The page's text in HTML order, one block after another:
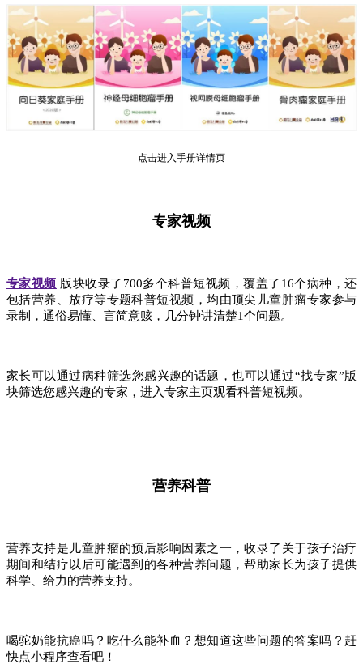
点击进入手册详情页
专家视频
专家视频 版块收录了700多个科普短视频，覆盖了16个病种，还
包括营养、放疗等专题科普短视频，均由顶尖儿童肿瘤专家参与
录制，通俗易懂、言简意赅，几分钟讲清楚1个问题。
家长可以通过病种筛选您感兴趣的话题，也可以通过“找专家”版
块筛选您感兴趣的专家，进入专家主页观看科普短视频。
营养科普
营养支持是儿童肿瘤的预后影响因素之一，收录了关于孩子治疗
期间和结疗以后可能遇到的各种营养问题，帮助家长为孩子提供
科学、给力的营养支持。
喝驼奶能抗癌吗？吃什么能补血？想知道这些问题的答案吗？赶
快点小程序查看吧！